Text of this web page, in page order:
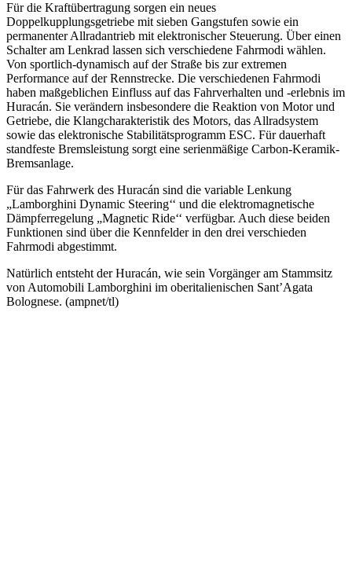
Für die Kraftübertragung sorgen ein neues
Doppelkupplungsgetriebe mit sieben Gangstufen sowie ein
permanenter Allradantrieb mit elektronischer Steuerung. Über einen
Schalter am Lenkrad lassen sich verschiedene Fahrmodi wählen.
Von sportlich-dynamisch auf der Straße bis zur extremen
Performance auf der Rennstrecke. Die verschiedenen Fahrmodi
haben maßgeblichen Einfluss auf das Fahrverhalten und -erlebnis im
Huracán. Sie verändern insbesondere die Reaktion von Motor und
Getriebe, die Klangcharakteristik des Motors, das Allradsystem
sowie das elektronische Stabilitätsprogramm ESC. Für dauerhaft
standfeste Bremsleistung sorgt eine serienmäßige Carbon-Keramik-
Bremsanlage.
Für das Fahrwerk des Huracán sind die variable Lenkung
„Lamborghini Dynamic Steering‘‘ und die elektromagnetische
Dämpferregelung „Magnetic Ride‘‘ verfügbar. Auch diese beiden
Funktionen sind über die Kennfelder in den drei verschieden
Fahrmodi abgestimmt.
Natürlich entsteht der Huracán, wie sein Vorgänger am Stammsitz
von Automobili Lamborghini im oberitalienischen Sant’Agata
Bolognese. (ampnet/tl)